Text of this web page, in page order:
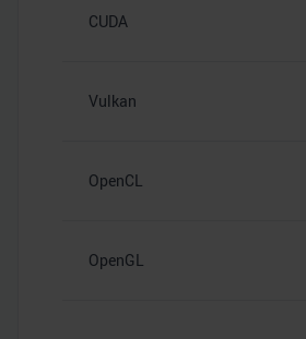
CUDA
Vulkan
OpenCL
OpenGL